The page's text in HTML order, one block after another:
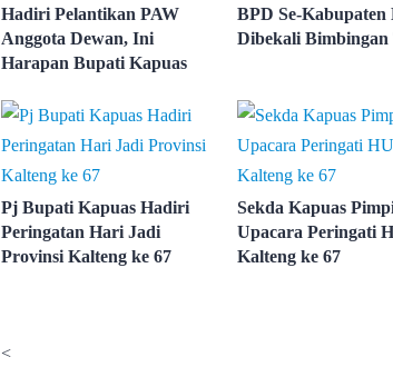
Hadiri Pelantikan PAW
Anggota Dewan, Ini
Harapan Bupati Kapuas
BPD Se-Kabupaten
Dibekali Bimbingan
Pj Bupati Kapuas Hadiri
Peringatan Hari Jadi
Provinsi Kalteng ke 67
Sekda Kapuas
Upacara Peringati
Kalteng ke 67
<